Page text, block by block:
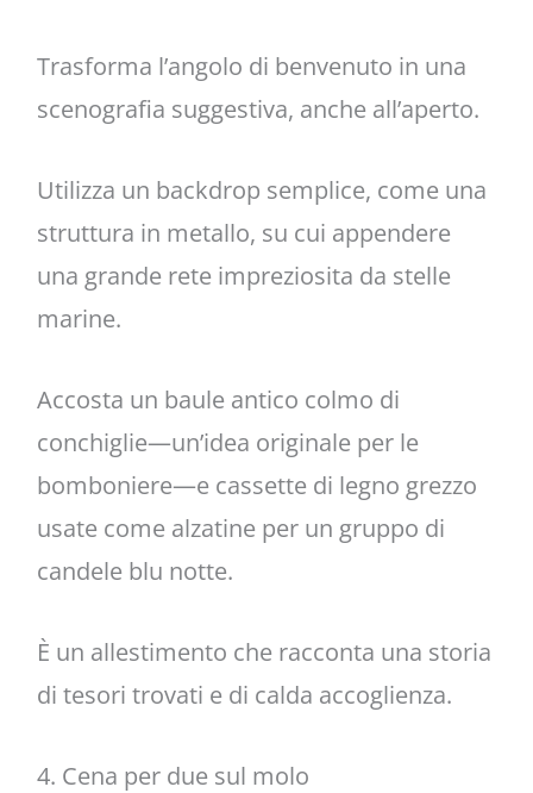
Trasforma l’angolo di benvenuto in una
scenografia suggestiva, anche all’aperto.
Utilizza un backdrop semplice, come una
struttura in metallo, su cui appendere
una grande rete impreziosita da stelle
marine.
Accosta un baule antico colmo di
conchiglie—un’idea originale per le
bomboniere—e cassette di legno grezzo
usate come alzatine per un gruppo di
candele blu notte.
È un allestimento che racconta una storia
di tesori trovati e di calda accoglienza.
4. Cena per due sul molo